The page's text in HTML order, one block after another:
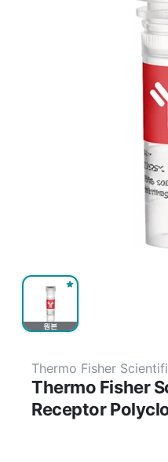
원본
Thermo Fisher
Thermo Fisher
Receptor